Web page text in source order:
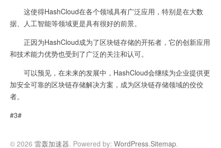
这使得HashCloud在各个领域具有广泛应用，特别是在大数
据、人工智能等领域更是具有很好的前景。
正因为HashCloud成为了区块链存储的开拓者，它的创新应用
和技术能力优势也受到了广泛的关注和认可。
可以预见，在未来的发展中，HashCloud会继续为企业提供更
加安全可靠的区块链存储解决方案，成为区块链存储领域的佼佼
者。
#3#
© 2026 雷轰加速器. Powered by: WordPress.Sitemap.